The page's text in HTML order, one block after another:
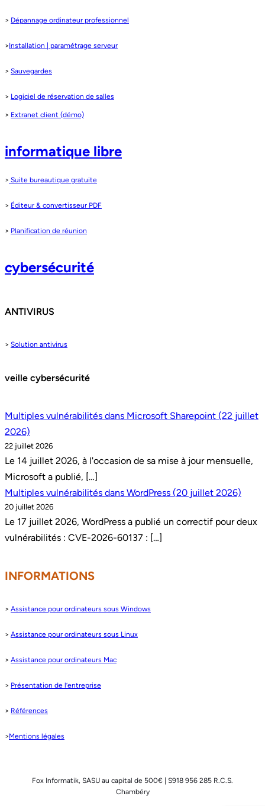
> Dépannage ordinateur professionnel
>Installation | paramétrage serveur
> Sauvegardes
> Logiciel de réservation de salles
> Extranet client (démo)
informatique libre
> Suite bureautique gratuite
> Éditeur & convertisseur PDF
> Planification de réunion
cybersécurité
ANTIVIRUS
> Solution antivirus
veille cybersécurité
Multiples vulnérabilités dans Microsoft Sharepoint (22 juillet
2026)
22 juillet 2026
Le 14 juillet 2026, à l'occasion de sa mise à jour mensuelle,
Microsoft a publié, […]
Multiples vulnérabilités dans WordPress (20 juillet 2026)
20 juillet 2026
Le 17 juillet 2026, WordPress a publié un correctif pour deux
vulnérabilités : CVE-2026-60137 : […]
INFORMATIONS
> Assistance pour ordinateurs sous Windows
> Assistance pour ordinateurs sous Linux
> Assistance pour ordinateurs Mac
> Présentation de l’entreprise
> Références
>Mentions légales
Fox Informatik, SASU au capital de 500€ | S918 956 285 R.C.S.
Chambéry